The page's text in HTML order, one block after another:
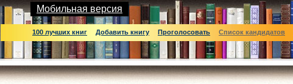
Мобильная версия
100 лучших книг Добавить книгу Проголосовать Список кандидатов